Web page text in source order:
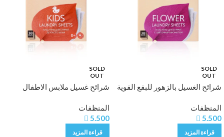
SOLD
OUT
شرائح الغسيل بالزهور للبقع القوية
detergent sheets for strong
stains, 38 pcs
المنظفات
 5.500
قراءة المزيد
SOLD
OUT
شرائح غسيل ملابس الاطفال
for children’s clothes, 38 pcs
المنظفات
 5.500
قراءة المزيد